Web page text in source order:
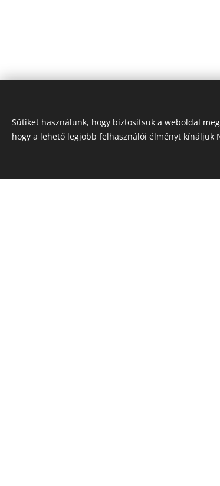
Sütiket használunk, hogy biztosítsuk a weboldal
hogy a lehető legjobb felhasználói élményt kínáljuk